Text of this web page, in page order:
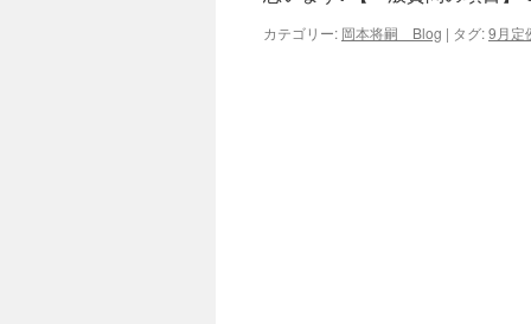
カテゴリー: 岡本将嗣 Blog | タグ:9月定